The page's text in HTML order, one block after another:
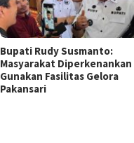
Bupati Rudy Susmanto:
Masyarakat Diperkenankan
Gunakan Fasilitas Gelora
Pakansari